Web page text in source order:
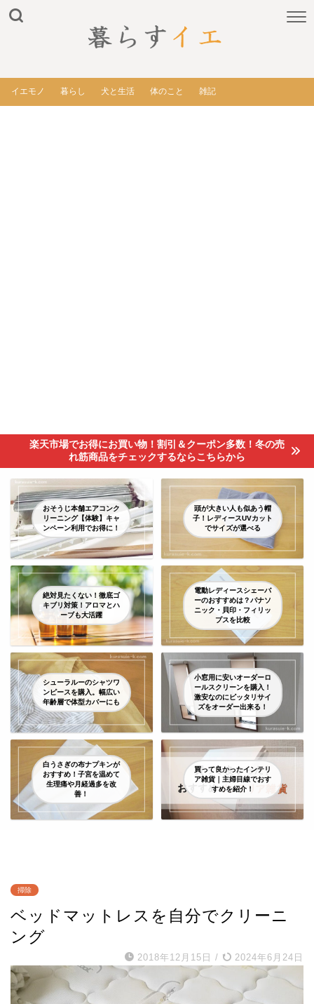
イエモノ 暮らし 犬と生活 体のこと 雑記
楽天市場でお得にお買い物！割引＆クーポン多数！冬の売
れ筋商品をチェックするならこちらから
おそうじ本舗エアコンク
リーニング【体験】キャ
ンペーン利用でお得に！
頭が大きい人も似あう帽
子！レディースUVカット
でサイズが選べる
絶対見たくない！徹底ゴ
キブリ対策！アロマとハ
ーブも大活躍
電動レディースシェーバ
ーのおすすめは？パナソ
ニック・貝印・フィリッ
プスを比較
シューラルーのシャツワ
ンピースを購入。幅広い
年齢層で体型カバーにも
小窓用に安いオーダーロ
ールスクリーンを購入！
激安なのにピッタリサイ
ズをオーダー出来る！
白うさぎの布ナプキンが
おすすめ！子宮を温めて
生理痛や月経過多を改
善！
買って良かったインテリ
ア雑貨｜主婦目線でおす
すめを紹介！
掃除
ベッドマットレスを自分でクリーニ
ング
2018年12月15日 / 2024年6月24日